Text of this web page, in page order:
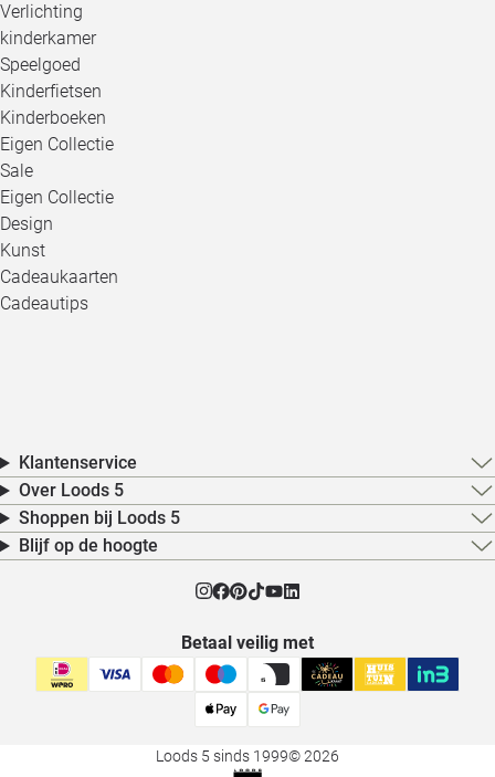
Verlichting
kinderkamer
Speelgoed
Kinderfietsen
Kinderboeken
Eigen Collectie
Sale
Eigen Collectie
Design
Kunst
Cadeaukaarten
Cadeautips
Klantenservice
Over Loods 5
Shoppen bij Loods 5
Blijf op de hoogte
Betaal veilig met
Loods 5 sinds 1999© 2026